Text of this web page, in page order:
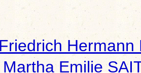
Friedrich Hermann
Martha Emilie